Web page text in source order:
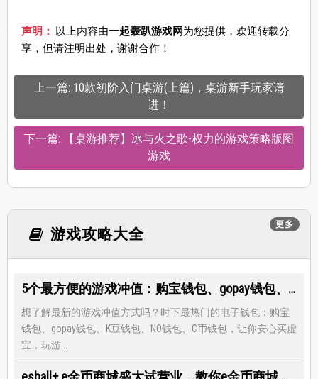
声明： 以上内容由一起轰趴游戏网为您提供，欢迎转载分
享，但请注明出处，谢谢合作！
上一篇: 10款初阶入门桌游(上篇)，桌游新手玩家请
进！
下一篇: 【桌游推荐】冰与火之歌-权力的游戏策略版图
游戏
更多
游戏攻略大全
5个最方便的游戏冲值：购宝钱包、gopay钱包、K豆钱包、NO钱包、C币钱包
想了解最新的游戏冲值方式吗？时下最热门的电子钱包：购宝
钱包、gopay钱包、K豆钱包、NO钱包、C币钱包，让你安心买虚
宝，玩游...